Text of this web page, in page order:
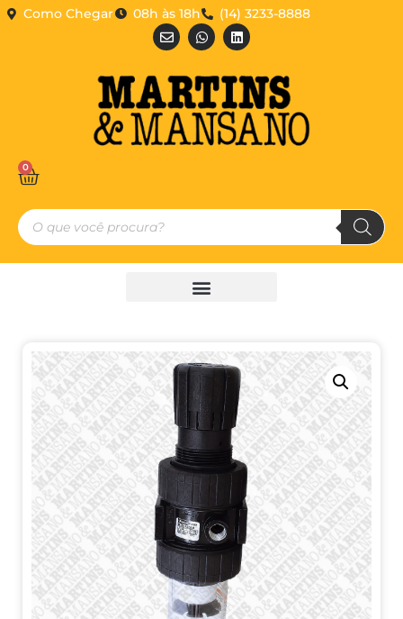
Como Chegar 08h às 18h (14) 3233-8888
0